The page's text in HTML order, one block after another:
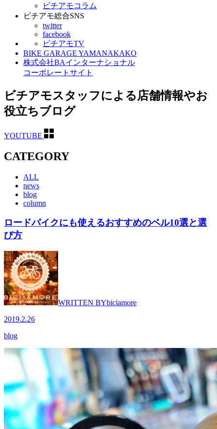
ビチアモコラム
ビチアモ総合SNS
twitter
facebook
ビチアモTV
BIKE GARAGE YAMANAKAKO
株式会社BAインターナショナル
コーポレートサイト
ビチアモスタッフによる店舗情報やお
役立ちブログ
YOUTUBE
CATEGORY
ALL
news
blog
column
ロードバイクにも使えるおすすめのベル10選と選
び方
WRITTEN BYbiciamore
2019.2.26
blog